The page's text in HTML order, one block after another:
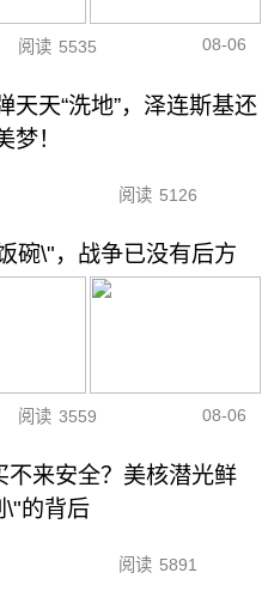
阅读 5535 08-06
天天“洗地”，泽连斯基还
梦！
阅读 5126
碗\"，战争已没有后方
阅读 3559 08-06
不来安全？美核潜光鲜
\"的背后
阅读 5891